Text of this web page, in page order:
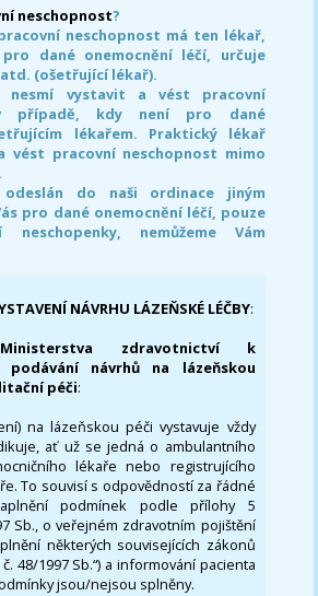
neschopnost?
neschopnost má ten lékař,
dané onemocnění léčí, určuje
(ošetřující lékař).
nesmí vystavit a vést pracovní
případě, kdy není pro dané
lékařem. Praktický lékař
vést pracovní neschopnost mimo
do naši ordinace jiným
pro dané onemocnění léčí, pouze
neschopenky, nemůžeme Vám
NÁVRHU LÁZEŇSKÉ LÉČBY:
zdravotnictví k
podávání návrhů na lázeňskou
péči:
na lázeňskou péči vystavuje vždy
ať už se jedná o ambulantního
lékaře nebo registrujícího
To souvisí s odpovědností za řádné
podmínek podle přílohy 5
Sb., o veřejném zdravotním pojištění
některých souvisejících zákonů
48/1997 Sb.“) a informování pacienta
jsou/nejsou splněny.